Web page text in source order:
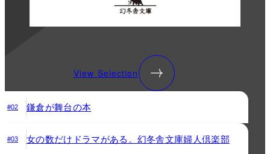
View Selection
#02 鎌倉が舞台の本
#03 女の数だけドラマがある。幻冬舎文庫婦人倶楽部